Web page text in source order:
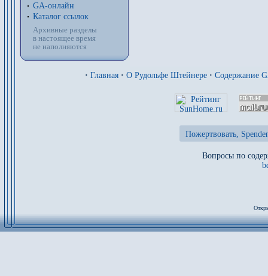
GA-онлайн
Каталог ссылок
Архивные разделы
в настоящее время
не наполняются
· Главная · О Рудольфе Штейнере · Содержание
Пожертвовать,
Вопросы по